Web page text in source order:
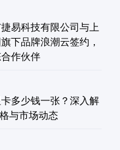
易科技有限公司与上
下品牌浪潮云签约，
作伙伴
多少钱一张？深入解
与市场动态